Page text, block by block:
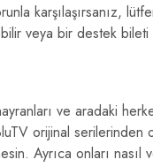
karşılaşırsanız,
veya bir destek bileti
ve aradaki
orijinal serilerinden
Ayrıca onları